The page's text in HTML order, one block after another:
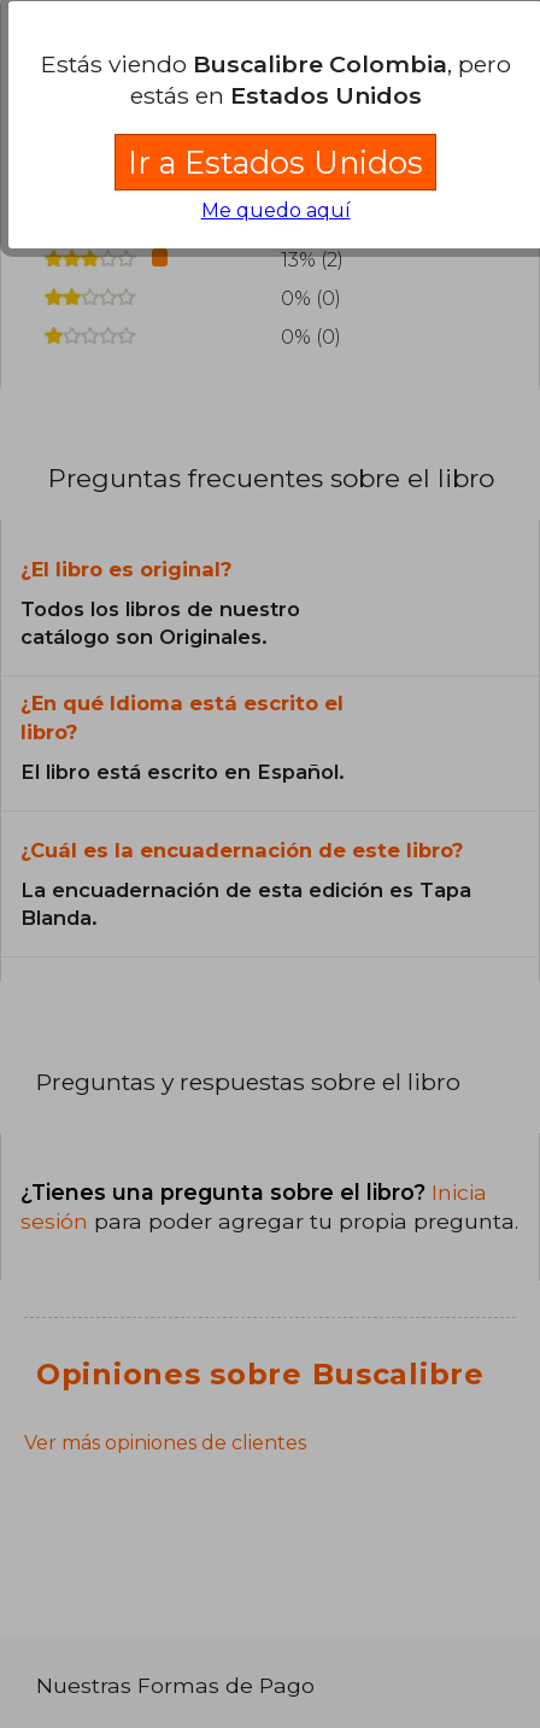
¿Leíste este libro? Inicia sesión para poder
7% (1)
13% (2)
0% (0)
0% (0)
Preguntas frecuentes sobre el libro
¿El libro es original?
Todos los libros de nuestro
catálogo son Originales.
¿En qué Idioma está escrito el
libro?
El libro está escrito en Español.
¿Cuál es la encuadernación de este libro?
La encuadernación de esta edición es Tapa
Blanda.
Preguntas y respuestas sobre el libro
¿Tienes una pregunta sobre el libro? Inicia
sesión para poder agregar tu propia pregunta.
Opiniones sobre Buscalibre
Ver más opiniones de clientes
Nuestras Formas de Pago
Estás viendo Buscalibre Colombia, pero
estás en Estados Unidos
Ir a Estados Unidos
Me quedo aquí